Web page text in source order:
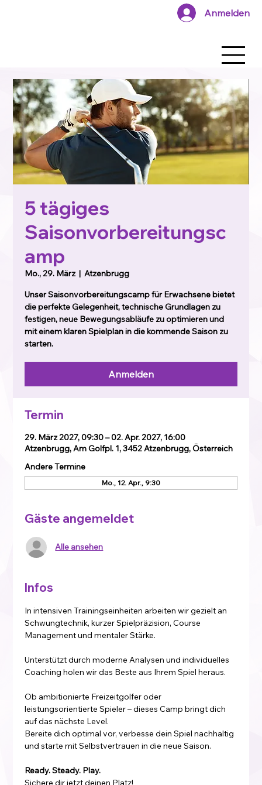
Anmelden
5 tägiges
Saisonvorbereitungsc
amp
Mo., 29. März
  |
Atzenbrugg
Unser Saisonvorbereitungscamp für Erwachsene bietet
die perfekte Gelegenheit, technische Grundlagen zu
festigen, neue Bewegungsabläufe zu optimieren und
mit einem klaren Spielplan in die kommende Saison zu
starten.
Anmelden
Termin
29. März 2027, 09:30 – 02. Apr. 2027, 16:00
Atzenbrugg, Am Golfpl. 1, 3452 Atzenbrugg, Österreich
Andere Termine
Mo., 12. Apr., 9:30
Gäste angemeldet
Alle ansehen
Infos
In intensiven Trainingseinheiten arbeiten wir gezielt an
Schwungtechnik, kurzer Spielpräzision, Course
Management und mentaler Stärke.
Unterstützt durch moderne Analysen und individuelles
Coaching holen wir das Beste aus Ihrem Spiel heraus.
Ob ambitionierte Freizeitgolfer oder
leistungsorientierte Spieler – dieses Camp bringt dich
auf das nächste Level.
Bereite dich optimal vor, verbesse dein Spiel nachhaltig
und starte mit Selbstvertrauen in die neue Saison.
Ready. Steady. Play.
Sichere dir jetzt deinen Platz!